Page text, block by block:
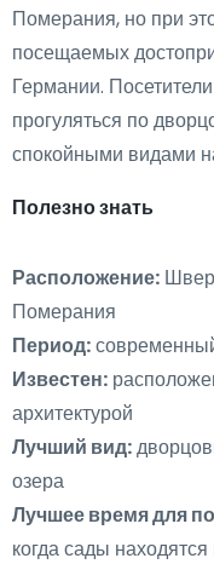
Померания, но при
посещаемых
Германии.
прогуляться по
спокойными видами
Полезно знать
Расположение:
Померания
Период:
Известен:
архитектурой
Лучший вид:
озера
Лучшее время для
когда сады